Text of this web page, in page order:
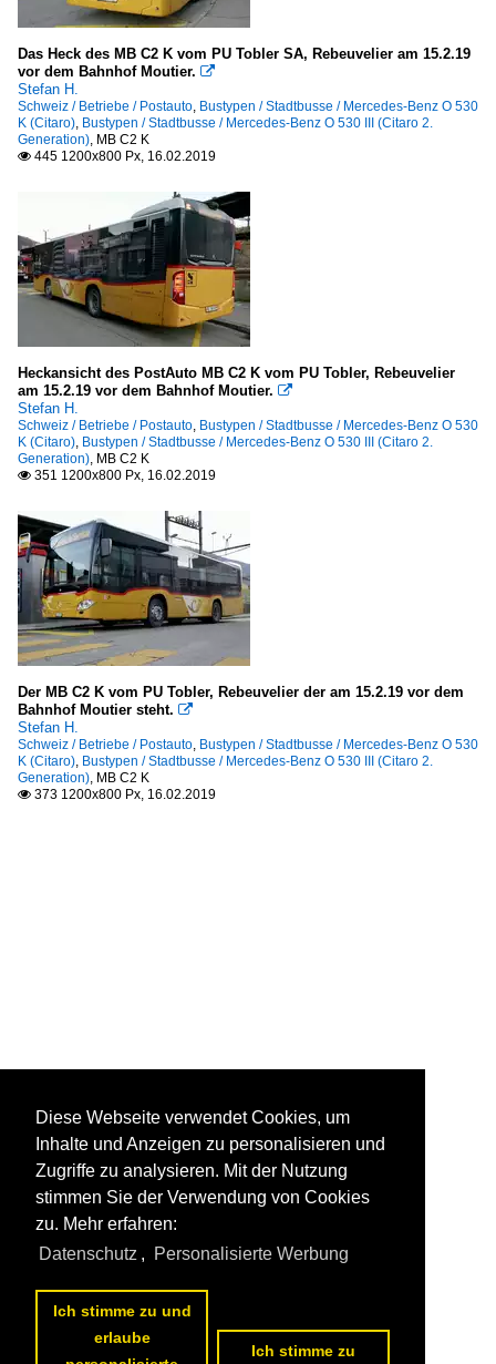
Das Heck des MB C2 K vom PU Tobler SA, Rebeuvelier am 15.2.19
vor dem Bahnhof Moutier. 
Stefan H.
Schweiz / Betriebe / Postauto, Bustypen / Stadtbusse / Mercedes-Benz O 530
K (Citaro), Bustypen / Stadtbusse / Mercedes-Benz O 530 III (Citaro 2.
Generation), MB C2 K
 445 1200x800 Px, 16.02.2019
Heckansicht des PostAuto MB C2 K vom PU Tobler, Rebeuvelier
am 15.2.19 vor dem Bahnhof Moutier. 
Stefan H.
Schweiz / Betriebe / Postauto, Bustypen / Stadtbusse / Mercedes-Benz O 530
K (Citaro), Bustypen / Stadtbusse / Mercedes-Benz O 530 III (Citaro 2.
Generation), MB C2 K
 351 1200x800 Px, 16.02.2019
Der MB C2 K vom PU Tobler, Rebeuvelier der am 15.2.19 vor dem
Bahnhof Moutier steht. 
Stefan H.
Schweiz / Betriebe / Postauto, Bustypen / Stadtbusse / Mercedes-Benz O 530
K (Citaro), Bustypen / Stadtbusse / Mercedes-Benz O 530 III (Citaro 2.
Generation), MB C2 K
 373 1200x800 Px, 16.02.2019
Diese Webseite verwendet Cookies, um
Inhalte und Anzeigen zu personalisieren und
Zugriffe zu analysieren. Mit der Nutzung
stimmen Sie der Verwendung von Cookies
zu. Mehr erfahren:
Datenschutz , Personalisierte Werbung
Ich stimme zu und
erlaube
Ich stimme zu